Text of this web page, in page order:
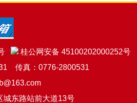
桂公网安备 45100202000252号
传真：0776-2800531
城东路站前大道13号